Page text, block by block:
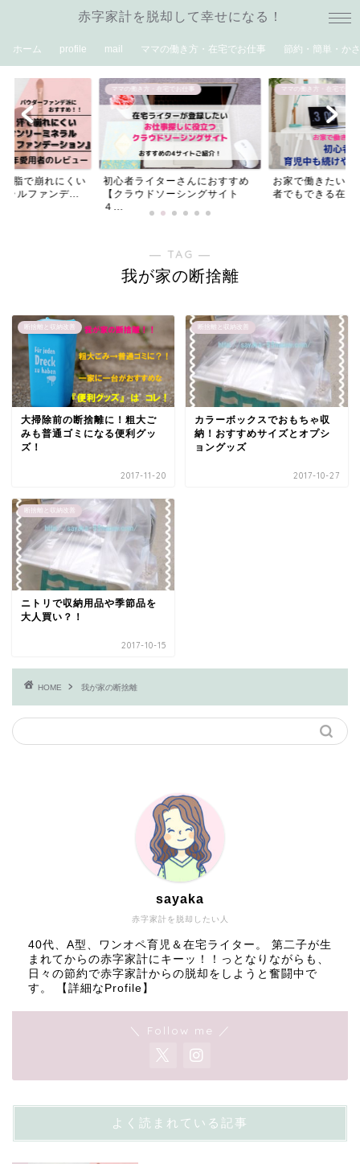
赤字家計を脱却して幸せになる！
ホーム profile mail ママの働き方・在宅でお仕事 節約・簡単・か
脂で崩れにくい
ラルファンデ...
ママの働き方・在宅でお仕事
初心者ライターさんにおすすめ
【クラウドソーシングサイト
４...
ママの働き方・在宅でお仕
お家で働きたいマ
者でもできる在宅
― TAG ―
我が家の断捨離
断捨離と収納改善
大掃除前の断捨離に！粗大ご
みも普通ゴミになる便利グッ
ズ！
2017-11-20
断捨離と収納改善
カラーボックスでおもちゃ収
納！おすすめサイズとオプシ
ョングッズ
2017-10-27
断捨離と収納改善
ニトリで収納用品や季節品を
大人買い？！
2017-10-15
HOME 我が家の断捨離
赤字家計を脱却したい人
sayaka
40代、A型、ワンオペ育児＆在宅ライター。 第二子が生
まれてからの赤字家計にキーッ！！っとなりながらも、
日々の節約で赤字家計からの脱却をしようと奮闘中で
す。
【詳細なProfile】
＼ Follow me ／
よく読まれている記事